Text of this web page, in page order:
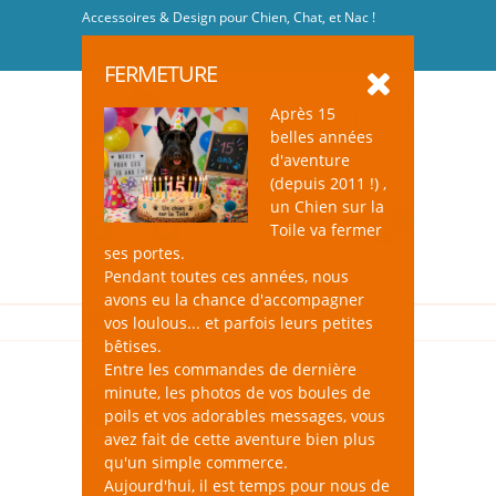
Accessoires & Design pour Chien, Chat, et Nac !
FERMETURE
Après 15
belles années
d'aventure
(depuis 2011 !) ,
un Chien sur la
Toile va fermer
ses portes.
Pendant toutes ces années, nous
avons eu la chance d'accompagner
vos loulous... et parfois leurs petites
bêtises.
Entre les commandes de dernière
minute, les photos de vos boules de
poils et vos adorables messages, vous
avez fait de cette aventure bien plus
qu'un simple commerce.
Aujourd'hui, il est temps pour nous de
Jouets pour Chat
un Chien sur la Toile, c'est une sélection de
jouets qui éveilleront l’intérêt de votre chat